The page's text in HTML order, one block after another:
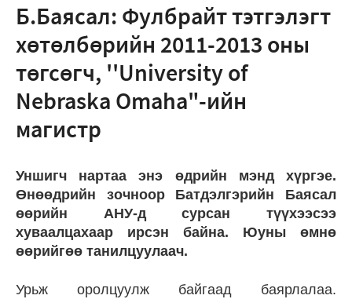
Б.Баясал: Фулбрайт тэтгэлэгт
хөтөлбөрийн 2011-2013 оны
төгсөгч, ''University of
Nebraska Omaha"-ийн
магистр
Уншигч нартаа энэ өдрийн мэнд хүргэе.
Өнөөдрийн зочноор Батдэлгэрийн Баясал
өөрийн АНУ-д сурсан түүхээсээ
хуваалцахаар ирсэн байна. Юуны өмнө
өөрийгөө танилцуулаач.
Урьж оролцуулж байгаад баярлалаа.